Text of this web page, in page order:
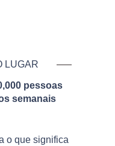
LUGAR
pessoas
semanais
o que significa